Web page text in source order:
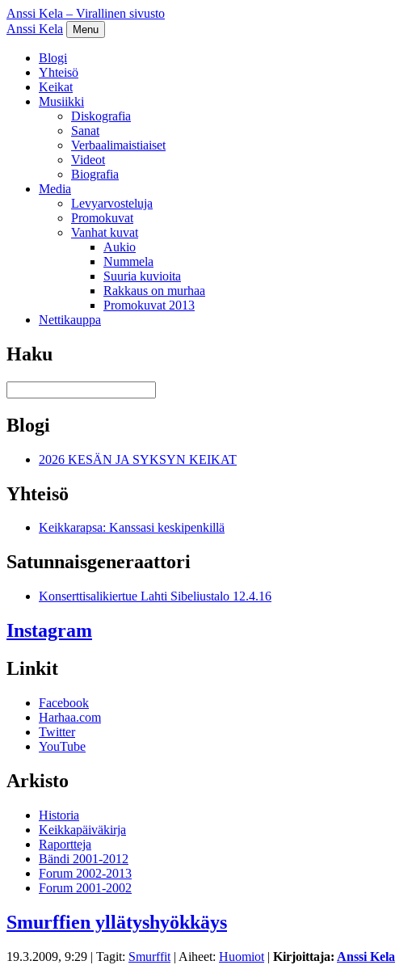
Anssi Kela – Virallinen sivusto
Anssi Kela
Menu
Blogi
Yhteisö
Keikat
Musiikki
Diskografia
Sanat
Verbaalimaistiaiset
Videot
Biografia
Media
Levyarvosteluja
Promokuvat
Vanhat kuvat
Aukio
Nummela
Suuria kuvioita
Rakkaus on murhaa
Promokuvat 2013
Nettikauppa
Haku
Blogi
2026 KESÄN JA SYKSYN KEIKAT
Yhteisö
Keikkarapsa: Kanssasi keskipenkillä
Satunnais­generaattori
Konserttisalikiertue Lahti Sibeliustalo 12.4.16
Instagram
Linkit
Facebook
Harhaa.com
Twitter
YouTube
Arkisto
Historia
Keikkapäiväkirja
Raportteja
Bändi 2001-2012
Forum 2002-2013
Forum 2001-2002
Smurffien yllätyshyökkäys
19.3.2009, 9:29 | Tagit: Smurffit | Aiheet: Huomiot | Kirjoittaja: Anssi Kela